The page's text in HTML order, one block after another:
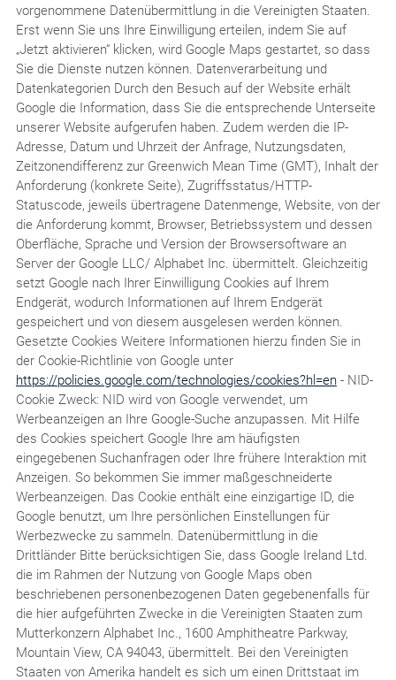
vorgenommene Datenübermittlung in die Vereinigten Staaten.
Erst wenn Sie uns Ihre Einwilligung erteilen, indem Sie auf
„Jetzt aktivieren“ klicken, wird Google Maps gestartet, so dass
Sie die Dienste nutzen können. Datenverarbeitung und
Datenkategorien Durch den Besuch auf der Website erhält
Google die Information, dass Sie die entsprechende Unterseite
unserer Website aufgerufen haben. Zudem werden die IP-
Adresse, Datum und Uhrzeit der Anfrage, Nutzungsdaten,
Zeitzonendifferenz zur Greenwich Mean Time (GMT), Inhalt der
Anforderung (konkrete Seite), Zugriffsstatus/HTTP-
Statuscode, jeweils übertragene Datenmenge, Website, von der
die Anforderung kommt, Browser, Betriebssystem und dessen
Oberfläche, Sprache und Version der Browsersoftware an
Server der Google LLC/ Alphabet Inc. übermittelt. Gleichzeitig
setzt Google nach Ihrer Einwilligung Cookies auf Ihrem
Endgerät, wodurch Informationen auf Ihrem Endgerät
gespeichert und von diesem ausgelesen werden können.
Gesetzte Cookies Weitere Informationen hierzu finden Sie in
der Cookie-Richtlinie von Google unter
https://policies.google.com/technologies/cookies?hl=en- NID-
Cookie Zweck: NID wird von Google verwendet, um
Werbeanzeigen an Ihre Google-Suche anzupassen. Mit Hilfe
des Cookies speichert Google Ihre am häufigsten
eingegebenen Suchanfragen oder Ihre frühere Interaktion mit
Anzeigen. So bekommen Sie immer maßgeschneiderte
Werbeanzeigen. Das Cookie enthält eine einzigartige ID, die
Google benutzt, um Ihre persönlichen Einstellungen für
Werbezwecke zu sammeln. Datenübermittlung in die
Drittländer Bitte berücksichtigen Sie, dass Google Ireland Ltd.
die im Rahmen der Nutzung von Google Maps oben
beschriebenen personenbezogenen Daten gegebenenfalls für
die hier aufgeführten Zwecke in die Vereinigten Staaten zum
Mutterkonzern Alphabet Inc., 1600 Amphitheatre Parkway,
Mountain View, CA 94043, übermittelt. Bei den Vereinigten
Staaten von Amerika handelt es sich um einen Drittstaat im